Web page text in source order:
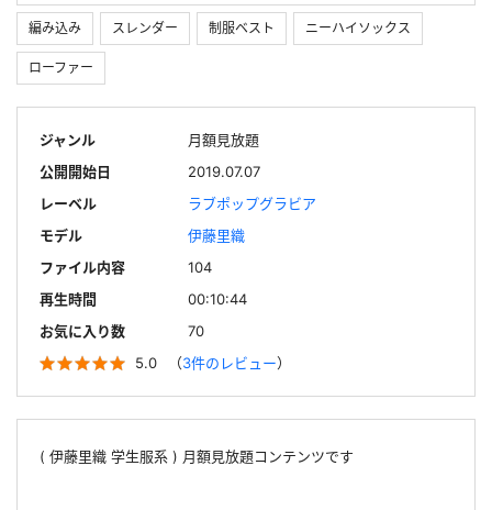
編み込み スレンダー 制服ベスト ニーハイソックス
ローファー
ジャンル
月額見放題
公開開始日
2019.07.07
レーベル
ラブポップグラビア
モデル
伊藤里織
ファイル内容
104
再生時間
00:10:44
お気に入り数
70
5.0
（3件のレビュー）
( 伊藤里織 学生服系 ) 月額見放題コンテンツです